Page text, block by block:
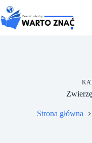
do
treści
Strona główna